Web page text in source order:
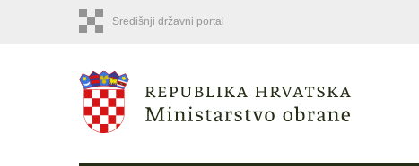
Središnji državni portal